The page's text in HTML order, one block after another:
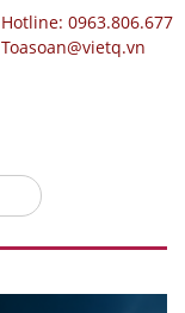
Hotline: 0963.806.677
Toasoan@vietq.vn